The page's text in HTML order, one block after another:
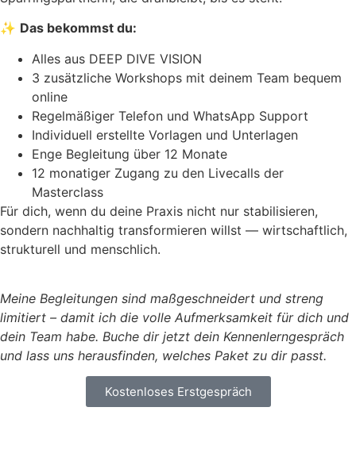
✨ Das bekommst du:
Alles aus DEEP DIVE VISION
3 zusätzliche Workshops mit deinem Team bequem
online
Regelmäßiger Telefon und WhatsApp Support
Individuell erstellte Vorlagen und Unterlagen
Enge Begleitung über 12 Monate
12 monatiger Zugang zu den Livecalls der
Masterclass
Für dich, wenn du deine Praxis nicht nur stabilisieren,
sondern nachhaltig transformieren willst — wirtschaftlich,
strukturell und menschlich.
Meine Begleitungen sind maßgeschneidert und streng
limitiert – damit ich die volle Aufmerksamkeit für dich und
dein Team habe. Buche dir jetzt dein Kennenlerngespräch
und lass uns herausfinden, welches Paket zu dir passt.
Kostenloses Erstgespräch